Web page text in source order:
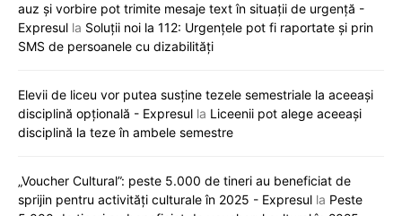
auz și vorbire pot trimite mesaje text în situații de urgență -
Expresul la Soluții noi la 112: Urgențele pot fi raportate și prin
SMS de persoanele cu dizabilități
Elevii de liceu vor putea susține tezele semestriale la aceeași
disciplină opțională - Expresul la Liceenii pot alege aceeași
disciplină la teze în ambele semestre
„Voucher Cultural”: peste 5.000 de tineri au beneficiat de
sprijin pentru activități culturale în 2025 - Expresul la Peste